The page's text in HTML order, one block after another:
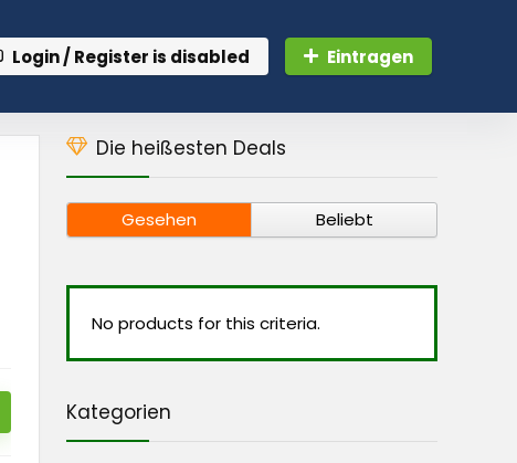
Login / Register is disabled Eintragen
Die heißesten Deals
Gesehen Beliebt
No products for this criteria.
Kategorien